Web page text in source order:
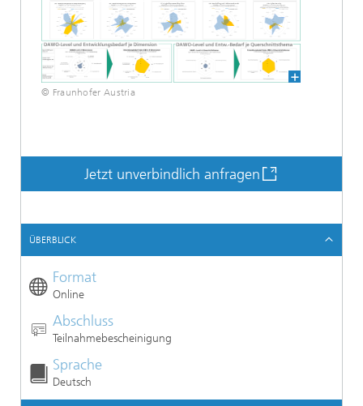
© Fraunhofer Austria
Jetzt unverbindlich anfragen
ÜBERBLICK
Format
Online
Abschluss
Teilnahmebescheinigung
Sprache
Deutsch